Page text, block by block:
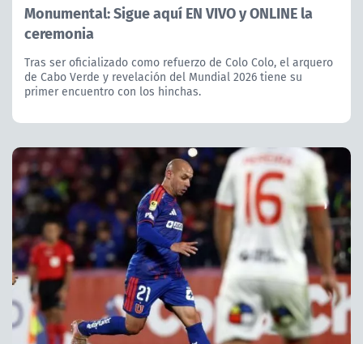
Monumental: Sigue aquí EN VIVO y ONLINE la
ceremonia
Tras ser oficializado como refuerzo de Colo Colo, el arquero
de Cabo Verde y revelación del Mundial 2026 tiene su
primer encuentro con los hinchas.